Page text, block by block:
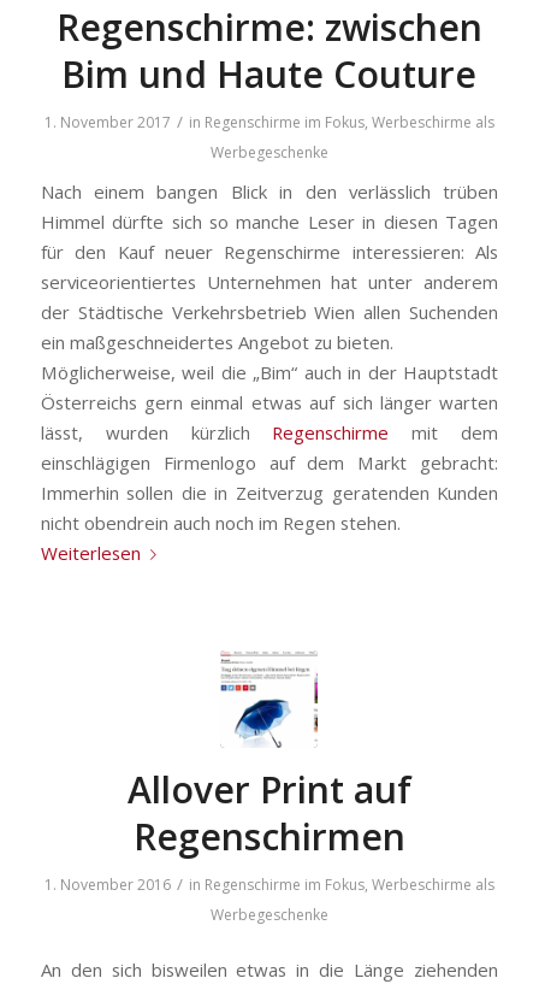
Regenschirme: zwischen
Bim und Haute Couture
1. November 2017 / in Regenschirme im Fokus, Werbeschirme als
Werbegeschenke
Nach einem bangen Blick in den verlässlich trüben
Himmel dürfte sich so manche Leser in diesen Tagen
für den Kauf neuer Regenschirme interessieren: Als
serviceorientiertes Unternehmen hat unter anderem
der Städtische Verkehrsbetrieb Wien allen Suchenden
ein maßgeschneidertes Angebot zu bieten.
Möglicherweise, weil die „Bim“ auch in der Hauptstadt
Österreichs gern einmal etwas auf sich länger warten
lässt, wurden kürzlich Regenschirme mit dem
einschlägigen Firmenlogo auf dem Markt gebracht:
Immerhin sollen die in Zeitverzug geratenden Kunden
nicht obendrein auch noch im Regen stehen.
Weiterlesen
Allover Print auf
Regenschirmen
1. November 2016 / in Regenschirme im Fokus, Werbeschirme als
Werbegeschenke
An den sich bisweilen etwas in die Länge ziehenden